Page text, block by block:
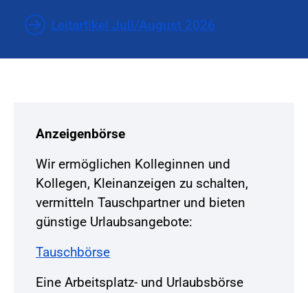
Leitartikel Juli/August 2026
Anzeigenbörse
Wir ermöglichen Kolleginnen und
Kollegen, Kleinanzeigen zu schalten,
vermitteln Tauschpartner und bieten
günstige Urlaubsangebote:
Tauschbörse
Eine Arbeitsplatz- und Urlaubsbörse